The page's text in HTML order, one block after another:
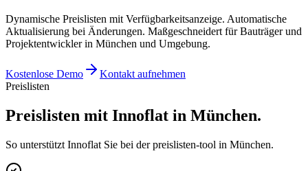
Dynamische Preislisten mit Verfügbarkeitsanzeige. Automatische
Aktualisierung bei Änderungen. Maßgeschneidert für Bauträger und
Projektentwickler in München und Umgebung.
Kostenlose Demo
Kontakt aufnehmen
Preislisten
Preislisten mit Innoflat in München.
So unterstützt Innoflat Sie bei der preislisten-tool in München.